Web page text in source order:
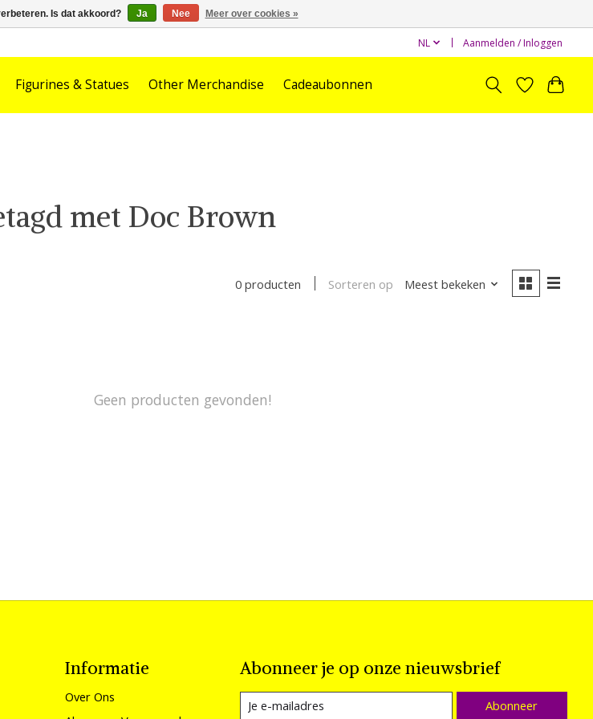
NL Aanmelden / Inloggen
Figurines & Statues Other Merchandise Cadeaubonnen
met Doc Brown
0 producten Sorteren op Meest bekeken
Geen producten gevonden!
Informatie
Over Ons
Abonneer je op onze nieuwsbrief
Abonneer
Is dat akkoord? Ja Nee Meer over cookies »